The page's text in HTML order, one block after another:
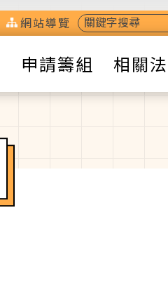
網站導覽
申請籌組 相關